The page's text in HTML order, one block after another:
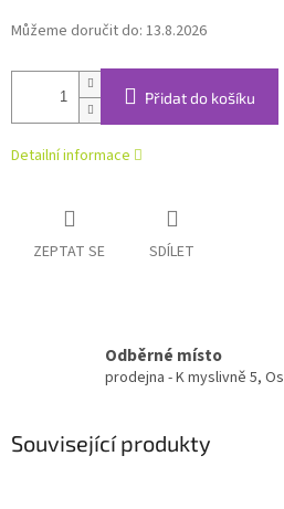
Můžeme doručit do: 13.8.2026
Přidat do košíku
Detailní informace
ZEPTAT SE SDÍLET
Odběrné místo
prodejna - K myslivně 5,
Související produkty